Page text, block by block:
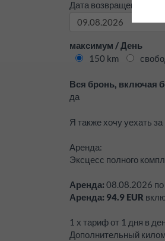
Дата возвращения:
максимум / День
150 km
Вся бронь, включая
да
Я также хочу уехать за
Аренда:
Эксцесс полного
Аренда:08.08.2026 по
Аренда: 94.9 EUR
1 x тариф от 1 дня в
Дополнительный